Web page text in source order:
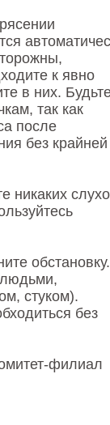
к явно
в них.
так как
после
без крайней
никаких
обстановку.
людьми,
стуком).
без
филиал